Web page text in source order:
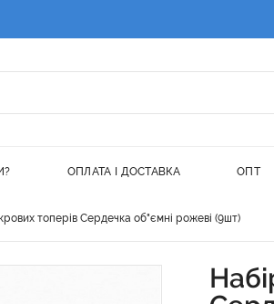
ОПЛАТА І ДОСТАВКА ОПТ
топерів Сердечка об"ємні рожеві (9шт)